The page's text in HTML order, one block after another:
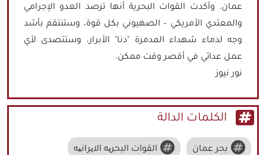
عمان. وأكدت القوات البحرية أنها ترصد العدو الإجرامي
والمعتدي الأمريكي – الصهيوني بكل قوة، وستنتقم بأشد
وجه لدماء شهداء المدمرة "دنا" الأبرار، وستتصدى لأي
عمل عدائي في أقصر وقت ممكن.
نور نيوز
الكلمات الدالة
بحر عمان القوات البحریه الایرانیه